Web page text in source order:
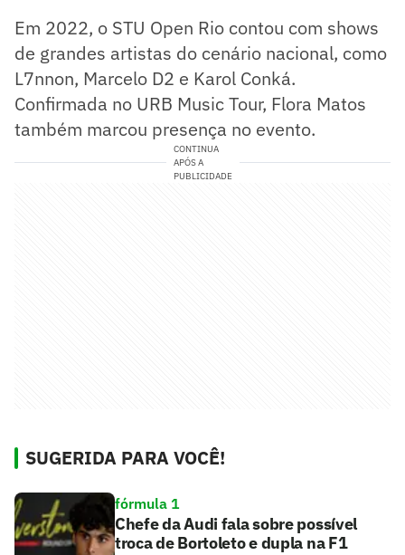
Em 2022, o STU Open Rio contou com shows
de grandes artistas do cenário nacional, como
L7nnon, Marcelo D2 e Karol Conká.
Confirmada no URB Music Tour, Flora Matos
também marcou presença no evento.
CONTINUA
APÓS A
PUBLICIDADE
SUGERIDA PARA VOCÊ!
fórmula 1
Chefe da Audi fala sobre possível
troca de Bortoleto e dupla na F1